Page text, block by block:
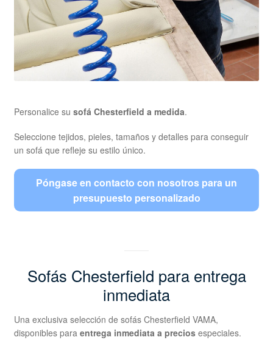
Personalice su sofá Chesterfield a medida.
Seleccione tejidos, pieles, tamaños y detalles para conseguir
un sofá que refleje su estilo único.
Póngase en contacto con nosotros para un
presupuesto personalizado
Sofás Chesterfield para entrega
inmediata
Una exclusiva selección de sofás Chesterfield VAMA,
disponibles para entrega inmediata a preciosespeciales.